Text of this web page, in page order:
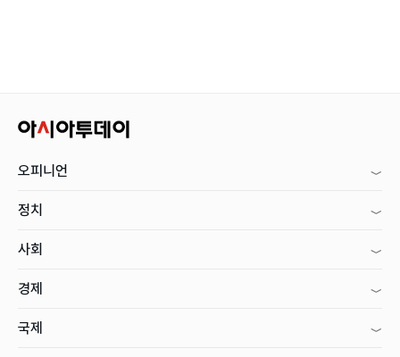
오피니언
정치
사회
경제
국제